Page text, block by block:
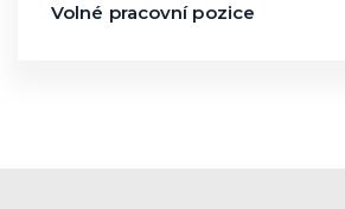
Volné pracovní pozice